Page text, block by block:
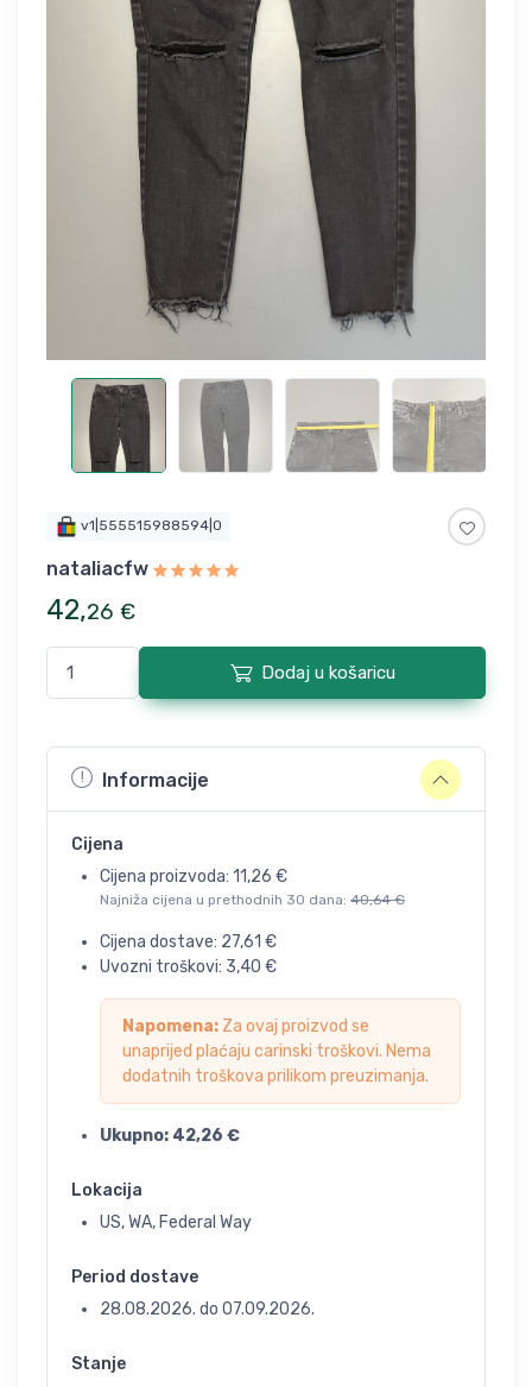
v1|555515988594|0
nataliacfw
42,26 €
Dodaj u košaricu
Informacije
Cijena
Cijena proizvoda: 11,26 €
Najniža cijena u prethodnih 30 dana: 40,64 €
Cijena dostave: 27,61 €
Uvozni troškovi: 3,40 €
Napomena: Za ovaj proizvod se
unaprijed plaćaju carinski troškovi. Nema
dodatnih troškova prilikom preuzimanja.
Ukupno: 42,26 €
Lokacija
US, WA, Federal Way
Period dostave
28.08.2026. do 07.09.2026.
Stanje